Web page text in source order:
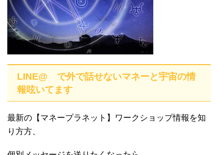
LINE@ で外で話せないマネーと宇宙の情
報呟いてます
最新の【マネープラネット】ワークショップ情報を知
り方方、